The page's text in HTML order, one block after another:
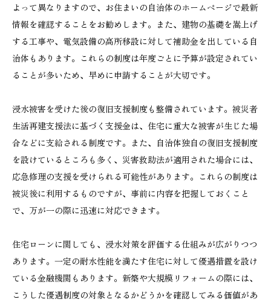
よって異なりますので、お住まいの自治体のホームページで最新
情報を確認することをお勧めします。また、建物の基礎を嵩上げ
する工事や、電気設備の高所移設に対して補助金を出している自
治体もあります。これらの制度は年度ごとに予算が設定されてい
ることが多いため、早めに申請することが大切です。
浸水被害を受けた後の復旧支援制度も整備されています。被災者
生活再建支援法に基づく支援金は、住宅に重大な被害が生じた場
合などに支給される制度です。また、自治体独自の復旧支援制度
を設けているところも多く、災害救助法が適用された場合には、
応急修理の支援を受けられる可能性があります。これらの制度は
被災後に利用するものですが、事前に内容を把握しておくこと
で、万が一の際に迅速に対応できます。
住宅ローンに関しても、浸水対策を評価する仕組みが広がりつつ
あります。一定の耐水性能を満たす住宅に対して優遇措置を設け
ている金融機関もあります。新築や大規模リフォームの際には、
こうした優遇制度の対象となるかどうかを確認してみる価値があ